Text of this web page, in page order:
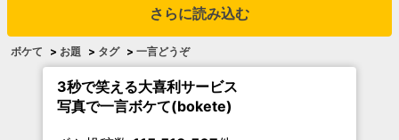
さらに読み込む
ボケて > お題 > タグ > 一言どうぞ
3秒で笑える大喜利サービス
写真で一言ボケて(bokete)